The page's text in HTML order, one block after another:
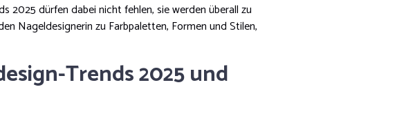
2025 dürfen dabei nicht fehlen, sie werden überall zu
Nageldesignerin zu Farbpaletten, Formen und Stilen,
Trends 2025 und